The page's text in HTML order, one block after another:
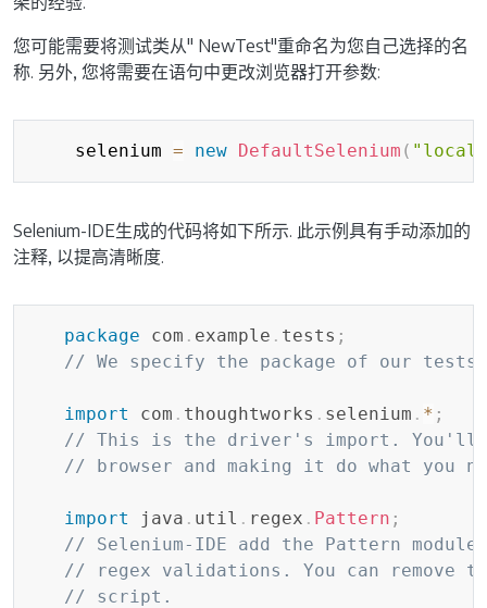
您可能需要将测试类从" NewTest"重命名为您自己选择的名
称. 另外, 您将需要在语句中更改浏览器打开参数:
    selenium
= new DefaultSelenium (
Selenium-IDE生成的代码将如下所示. 此示例具有手动添加的
注释, 以提高清晰度.
package com . example . tests ;
// We specify the package of our tests
import com . thoughtworks . selenium . * ;
// This is the driver's import. You'll
// browser and making it do what you
import java . util . regex . Pattern ;
// Selenium-IDE add the Pattern
// regex validations. You can
// script.